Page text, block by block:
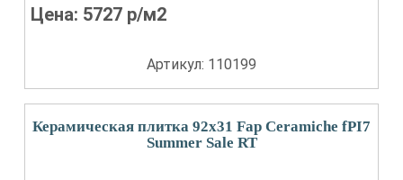
Цена: 5727 р/м2
Артикул: 110199
Керамическая плитка 92x31 Fap Ceramiche fPI7
Summer Sale RT